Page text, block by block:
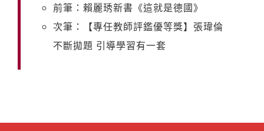
前筆：賴麗琇新書《這就是德國》
次筆：【專任教師評鑑優等獎】張瑋倫
不斷拋題 引導學習有一套